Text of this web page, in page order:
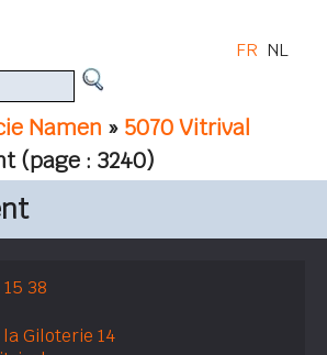
Namen » 5070 Vitrival
(page : 3240)
FR NL
15 38
la Giloterie 14